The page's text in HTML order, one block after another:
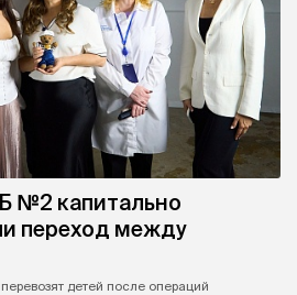
№2 капитально
переход между
детей после операций